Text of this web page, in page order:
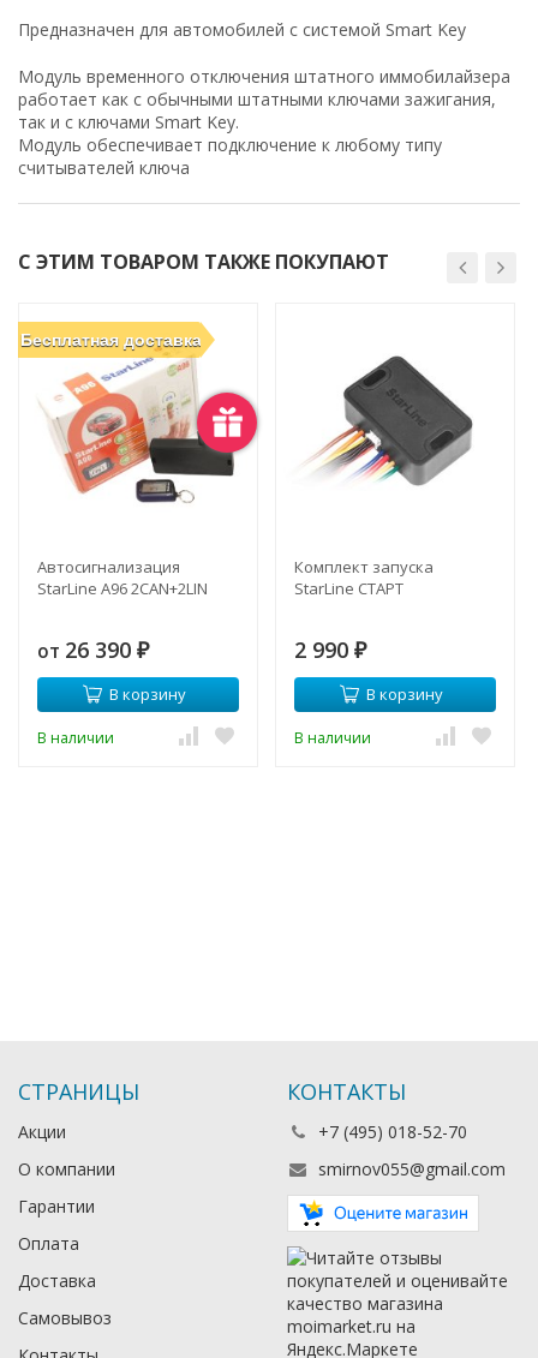
Предназначен для автомобилей с системой Smart Key
Модуль временного отключения штатного иммобилайзера
работает как с обычными штатными ключами зажигания,
так и с ключами Smart Key.
Модуль обеспечивает подключение к любому типу
считывателей ключа
С ЭТИМ ТОВАРОМ ТАКЖЕ ПОКУПАЮТ
Бесплатная доставка
Автосигнализация
StarLine A96 2CAN+2LIN
от 26 390 ₽
В корзину
В наличии
Комплект запуска
StarLine СТАРТ
2 990 ₽
В корзину
В наличии
СТРАНИЦЫ
Акции
О компании
Гарантии
Оплата
Доставка
Самовывоз
КОНТАКТЫ
+7 (495) 018-52-70
smirnov055@gmail.com